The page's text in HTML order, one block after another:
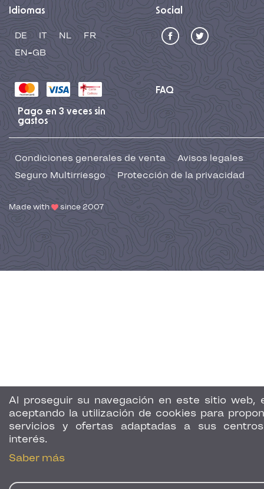
Al proseguir su navegación en este sitio web,
aceptando la utilización de cookies para
servicios y ofertas adaptadas a sus
interés.
Saber más
Idiomas
DE IT NL
FR
EN-GB
Social
FAQ
Pago en 3 veces sin
gastos
Condiciones generales de venta
Avisos legales
Seguro Multirriesgo
Protección de la privacidad
Made with since 2007